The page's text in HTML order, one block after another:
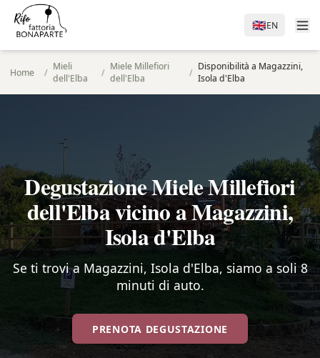
🇬🇧EN
Home / Mieli
dell'Elba
/ Miele Millefiori
dell'Elba
/ Disponibilità a Magazzini,
Isola d'Elba
Degustazione Miele Millefiori
dell'Elba vicino a Magazzini,
Isola d'Elba
Se ti trovi a Magazzini, Isola d'Elba, siamo a soli 8
minuti di auto.
PRENOTA DEGUSTAZIONE